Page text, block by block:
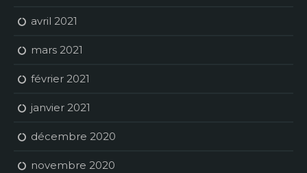
avril 2021
mars 2021
février 2021
janvier 2021
décembre 2020
novembre 2020